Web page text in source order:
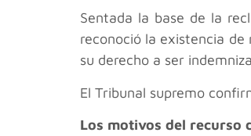
Sentada la base de la
reconoció la existencia
su derecho a ser
El Tribunal supremo
Los motivos del recurso